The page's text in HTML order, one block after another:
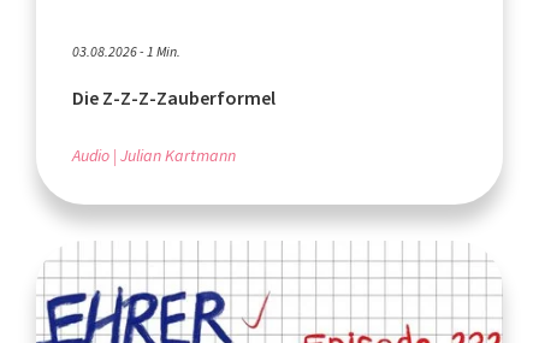
03.08.2026 - 1 Min.
Die Z-Z-Z-Zauberformel
Audio Julian Kartmann